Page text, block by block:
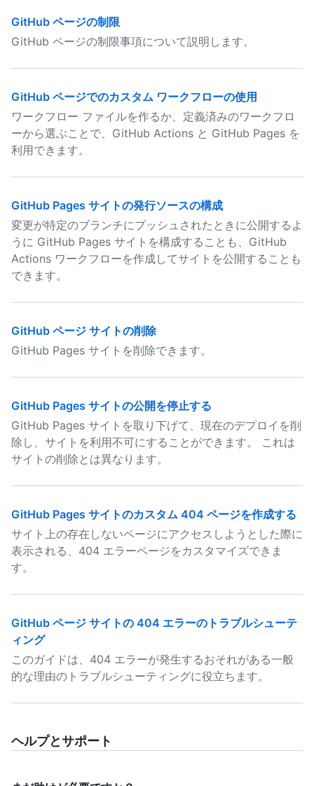
GitHub ページの制限
GitHub ページの制限事項について説明します。
GitHub ページでのカスタム ワークフローの使用
ワークフロー ファイルを作るか、定義済みのワークフロ
ーから選ぶことで、GitHub Actions と GitHub Pages を
利用できます。
GitHub Pages サイトの発行ソースの構成
変更が特定のブランチにプッシュされたときに公開するよ
うに GitHub Pages サイトを構成することも、GitHub
Actions ワークフローを作成してサイトを公開することも
できます。
GitHub ページ サイトの削除
GitHub Pages サイトを削除できます。
GitHub Pages サイトの公開を停止する
GitHub Pages サイトを取り下げて、現在のデプロイを削
除し、サイトを利用不可にすることができます。 これは
サイトの削除とは異なります。
GitHub Pages サイトのカスタム 404 ページを作成する
サイト上の存在しないページにアクセスしようとした際に
表示される、404 エラーページをカスタマイズできま
す。
GitHub ページ サイトの 404 エラーのトラブルシューテ
ィング
このガイドは、404 エラーが発生するおそれがある一般
的な理由のトラブルシューティングに役立ちます。
ヘルプとサポート